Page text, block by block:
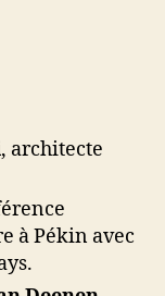
, architecte
à Pékin avec